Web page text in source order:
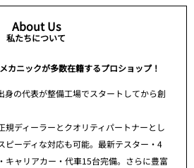
About Us
私たちについて
カニックが多数在籍するプロショップ！
身の代表が整備工場でスタートしてから創
規ディーラーとクオリティパートナーとし
ピーディな対応も可能。最新テスター・4
キャリアカー・代車15台完備。さらに豊富